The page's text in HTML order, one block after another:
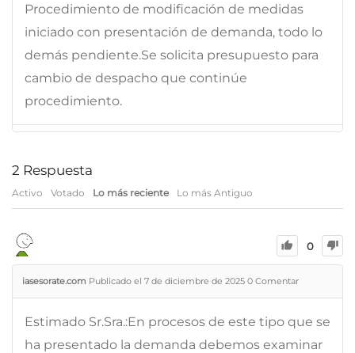
Procedimiento de modificación de medidas
iniciado con presentación de demanda, todo lo
demás pendiente.Se solicita presupuesto para
cambio de despacho que continúe
procedimiento.
2 Respuesta
Activo Votado Lo más reciente Lo más Antiguo
0
iasesorate.com Publicado el 7 de diciembre de 2025 0 Comentar
Estimado Sr.Sra.:En procesos de este tipo que se
ha presentado la demanda debemos examinar